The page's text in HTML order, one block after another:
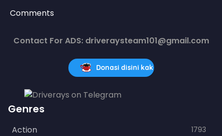
Comments
Contact For ADS: driveraysteam101@gmail.com
Donasi disini kak
Genres
Action 1793